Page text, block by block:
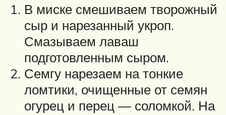
В миске смешиваем творожный
сыр и нарезанный укроп.
Смазываем лаваш
подготовленным сыром.
Семгу нарезаем на тонкие
ломтики, очищенные от семян
огурец и перец — соломкой. На